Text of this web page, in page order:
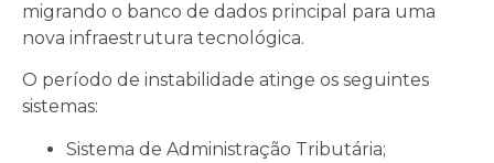
migrando o banco de dados principal para uma
nova infraestrutura tecnológica.
O período de instabilidade atinge os seguintes
sistemas:
Sistema de Administração Tributária;